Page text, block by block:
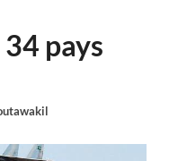
pays